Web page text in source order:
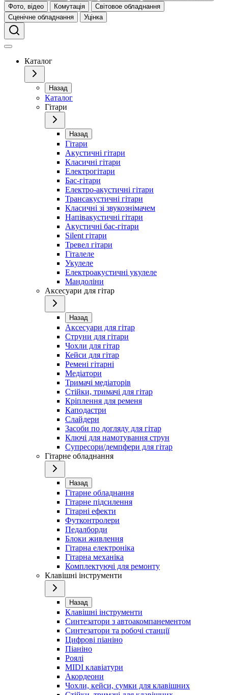
Фото, відео
Комутація
Світовое обладнання
Сценічне обладнання
Уцінка
Каталог
Назад
Каталог
Гітари
Назад
Гітари
Акустичні гітари
Класичні гітари
Електрогітари
Бас-гітари
Електро-акустичні гітари
Трансакустичні гітари
Класичні зі звукознімачем
Напівакустичні гітари
Акустичні бас-гітари
Silent гітари
Тревел гітари
Гіталеле
Укулеле
Електроакустичні укулеле
Мандоліни
Аксесуари для гітар
Назад
Аксесуари для гітар
Струни для гітари
Чохли для гітар
Кейси для гітар
Ремені гітарні
Медіатори
Тримачі медіаторів
Стійки, тримачі для гітар
Кріплення для ременя
Каподастри
Слайдери
Засоби по догляду для гітар
Ключі для намотування струн
Супресори/демпфери для гітар
Гітарне обладнання
Назад
Гітарне обладнання
Гітарне підсилення
Гітарні ефекти
Футконтролери
Педалборди
Блоки живлення
Гітарна електроніка
Гітарна механіка
Комплектуючі для ремонту
Клавішні інструменти
Назад
Клавішні інструменти
Синтезатори з автоакомпанементом
Синтезатори та робочі станції
Цифрові піаніно
Піаніно
Роялі
MIDI клавіатури
Акордеони
Чохли, кейси, сумки для клавішних